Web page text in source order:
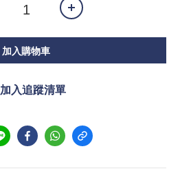
加入購物車
加入追蹤清單